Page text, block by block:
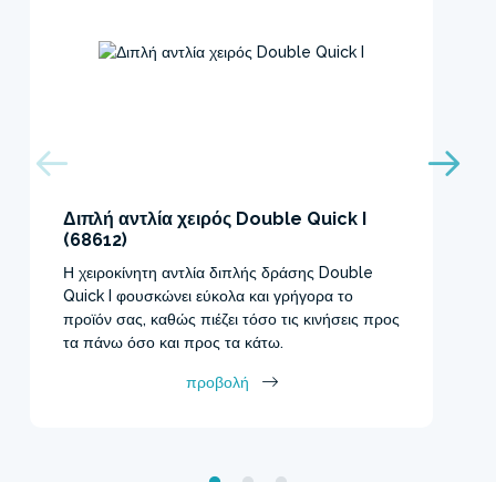
Διπλή αντλία χειρός Double Quick I
(68612)
Η χειροκίνητη αντλία διπλής δράσης Double
Quick I φουσκώνει εύκολα και γρήγορα το
προϊόν σας, καθώς πιέζει τόσο τις κινήσεις προς
τα πάνω όσο και προς τα κάτω.
προβολή